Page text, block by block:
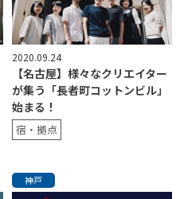
2020.09.24
【名古屋】様々なクリエイター
が集う「長者町コットンビル」
始まる！
宿・拠点
神戸